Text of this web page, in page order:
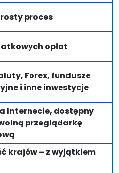
proces
opłat
Forex, fundusze
i inne inwestycje
Internecie, dostępny
przeglądarkę
krajów – z wyjątkiem